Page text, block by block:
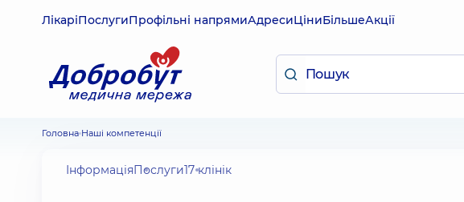
ЛікаріПослугиПрофільні напрямиАдресиЦіниБільшеАкції
Головна Наші компетенції
ІнформаціяПослуги17 клінік